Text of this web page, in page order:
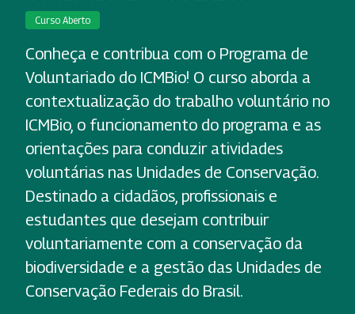
Curso Aberto
Conheça e contribua com o Programa de
Voluntariado do ICMBio! O curso aborda a
contextualização do trabalho voluntário no
ICMBio, o funcionamento do programa e as
orientações para conduzir atividades
voluntárias nas Unidades de Conservação.
Destinado a cidadãos, profissionais e
estudantes que desejam contribuir
voluntariamente com a conservação da
biodiversidade e a gestão das Unidades de
Conservação Federais do Brasil.